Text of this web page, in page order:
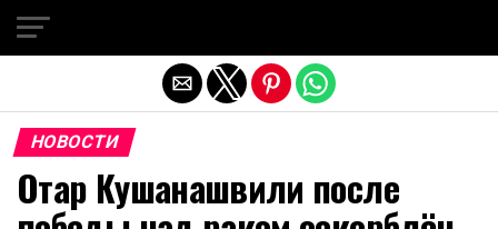
НОВОСТИ
Отар Кушанашвили после